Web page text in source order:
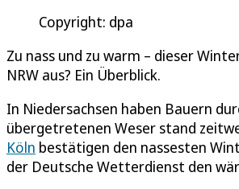
Copyright: dpa
Zu nass und zu warm – dieser
NRW aus? Ein Überblick.
In Niedersachsen haben Bauern
übergetretenen Weser stand
Köln bestätigen den nassesten
der Deutsche Wetterdienst den